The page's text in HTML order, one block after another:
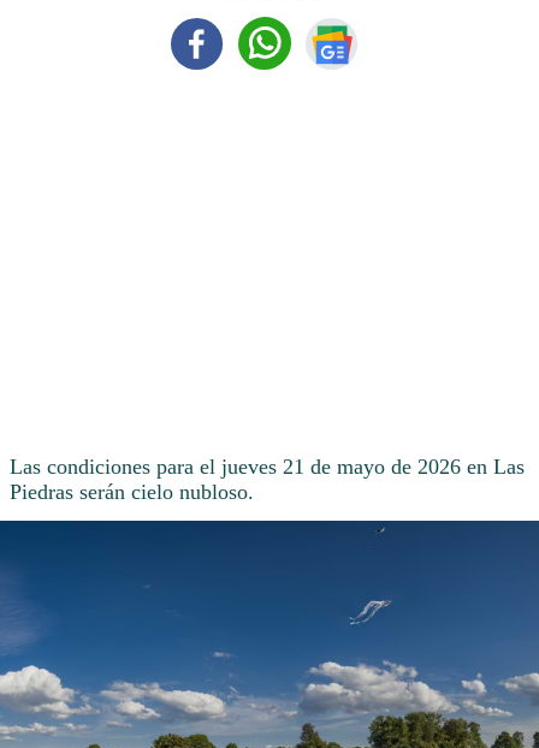
Las condiciones para el jueves 21 de mayo de 2026 en Las
Piedras serán cielo nubloso.